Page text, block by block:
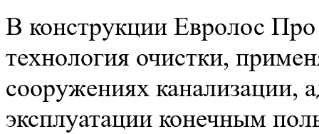
В конструкции Евролос
технология очистки,
сооружениях канализации,
эксплуатации конечным